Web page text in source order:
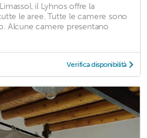
il Lyhnos offre la
le aree. Tutte le camere sono
Alcune camere presentano
Verifica disponibilità